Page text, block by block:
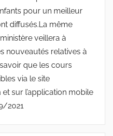
pour un meilleur
diffusés.La même
veillera à
nouveautés relatives à
que les cours
via le site
sur l’application mobile
2021